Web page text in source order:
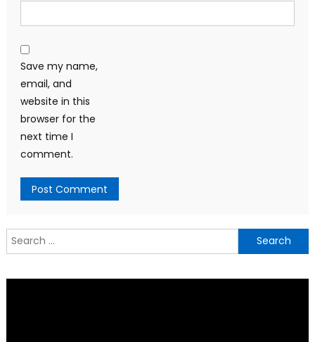
Save my name,
email, and
website in this
browser for the
next time I
comment.
Search
for: